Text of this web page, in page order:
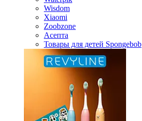
Wisdom
Xiaomi
Zoobzone
Асепта
Товары для детей Spongebob